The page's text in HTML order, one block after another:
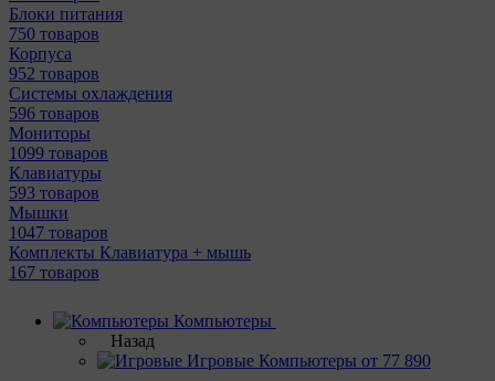
Блоки питания
750 товаров
Корпуса
952 товаров
Системы охлаждения
596 товаров
Мониторы
1099 товаров
Клавиатуры
593 товаров
Мышки
1047 товаров
Комплекты Клавиатура + мышь
167 товаров
Компьютеры
Назад
Игровые Компьютеры от 77 890